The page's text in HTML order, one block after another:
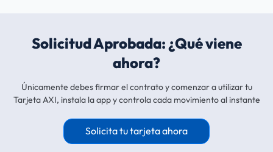
Solicitud Aprobada: ¿Qué viene
ahora?
Únicamente debes firmar el contrato y comenzar a utilizar tu
Tarjeta AXI, instala la app y controla cada movimiento al instante
Solicita tu tarjeta ahora